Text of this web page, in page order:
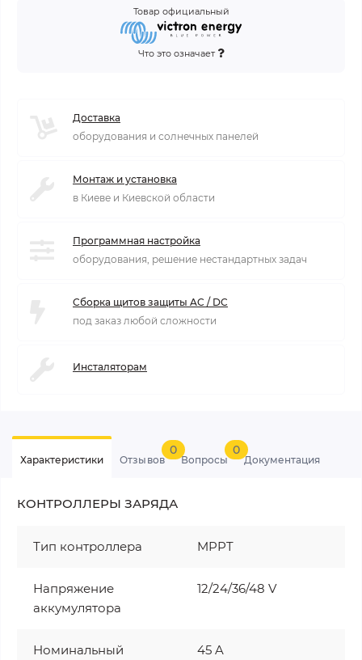
Товар официальный
Что это означает
Доставка
оборудования и солнечных панелей
Монтаж и установка
в Киеве и Киевской области
Программная настройка
оборудования, решение нестандартных задач
Сборка щитов защиты AC / DC
под заказ любой сложности
Инсталяторам
Характеристики Отзывов
0
Вопросы
0
Документация
КОНТРОЛЛЕРЫ ЗАРЯДА
Тип контроллера MPPT
Напряжение
аккумулятора
12/24/36/48 V
Номинальный
45 A